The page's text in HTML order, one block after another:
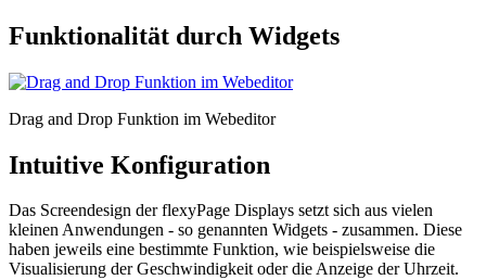
Funktionalität durch Widgets
Drag and Drop Funktion im Webeditor
Intuitive Konfiguration
Das Screendesign der flexyPage Displays setzt sich aus vielen
kleinen Anwendungen - so genannten Widgets - zusammen. Diese
haben jeweils eine bestimmte Funktion, wie beispielsweise die
Visualisierung der Geschwindigkeit oder die Anzeige der Uhrzeit.